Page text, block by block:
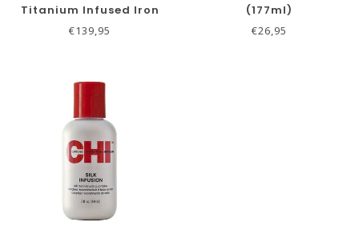
Titanium Infused Iron
Hairstyling Iron
€139,95
(177ml)
€26,95